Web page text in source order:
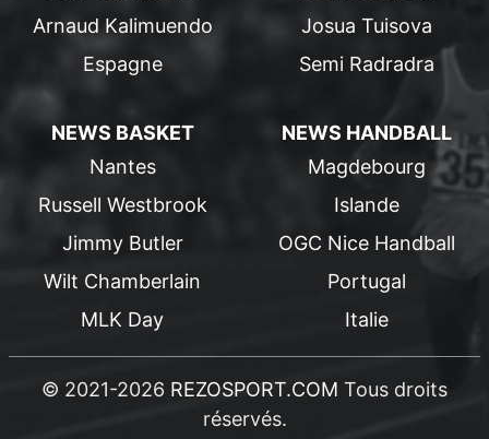
Arnaud Kalimuendo
Espagne
Josua Tuisova
Semi Radradra
NEWS BASKET
Nantes
Russell Westbrook
Jimmy Butler
Wilt Chamberlain
MLK Day
NEWS HANDBALL
Magdebourg
Islande
OGC Nice Handball
Portugal
Italie
© 2021-2026 REZOSPORT.COM Tous droits
réservés.